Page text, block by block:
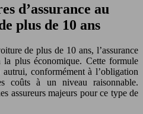
d’assurance au
plus de 10 ans
de plus de 10 ans, l’assurance
plus économique. Cette formule
conformément à l’obligation
coûts à un niveau raisonnable.
assureurs majeurs pour ce type de